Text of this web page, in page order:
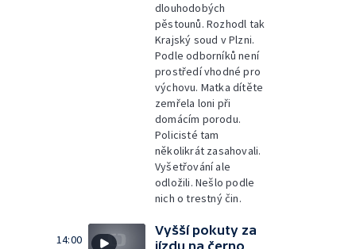
dlouhodobých
pěstounů. Rozhodl tak
Krajský soud v Plzni.
Podle odborníků není
prostředí vhodné pro
výchovu. Matka dítěte
zemřela loni při
domácím porodu.
Policisté tam
několikrát zasahovali.
Vyšetřování ale
odložili. Nešlo podle
nich o trestný čin.
14:00
Vyšší pokuty za
jízdu na černo